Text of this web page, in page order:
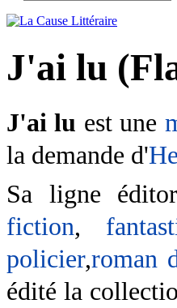
J'ai lu
J'ai lu est une
la demande d'
Sa ligne
fiction,
policier,roman
édité la